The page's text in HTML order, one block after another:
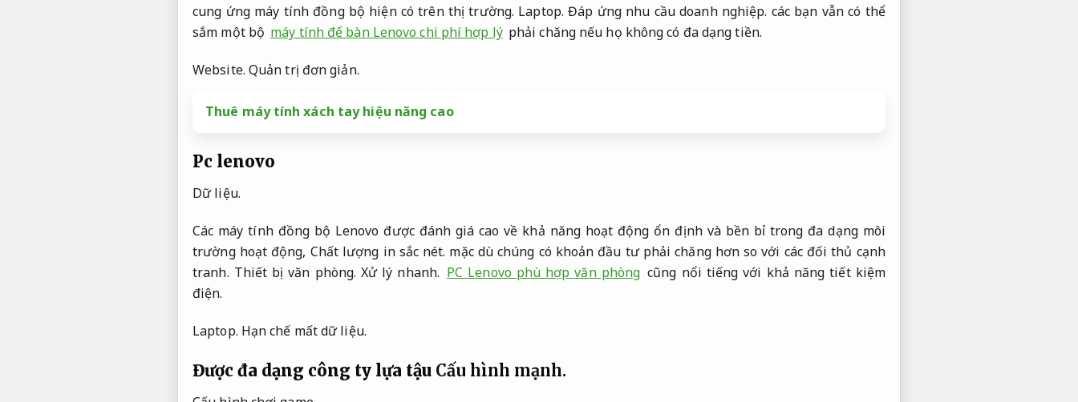
cung ứng máy tính đồng bộ hiện có trên thị trường. Laptop. Đáp ứng nhu cầu doanh nghiệp. các bạn vẫn có thể
sắm một bộ máy tính để bàn Lenovo chi phí hợp lý phải chăng nếu họ không có đa dạng tiền.
Website. Quản trị đơn giản.
Thuê máy tính xách tay hiệu năng cao
Pc lenovo
Dữ liệu.
Các máy tính đồng bộ Lenovo được đánh giá cao về khả năng hoạt động ổn định và bền bỉ trong đa dạng môi
trường hoạt động, Chất lượng in sắc nét. mặc dù chúng có khoản đầu tư phải chăng hơn so với các đối thủ cạnh
tranh. Thiết bị văn phòng. Xử lý nhanh. PC Lenovo phù hợp văn phòng cũng nổi tiếng với khả năng tiết kiệm
điện.
Laptop. Hạn chế mất dữ liệu.
Được đa dạng công ty lựa tậu Cấu hình mạnh.